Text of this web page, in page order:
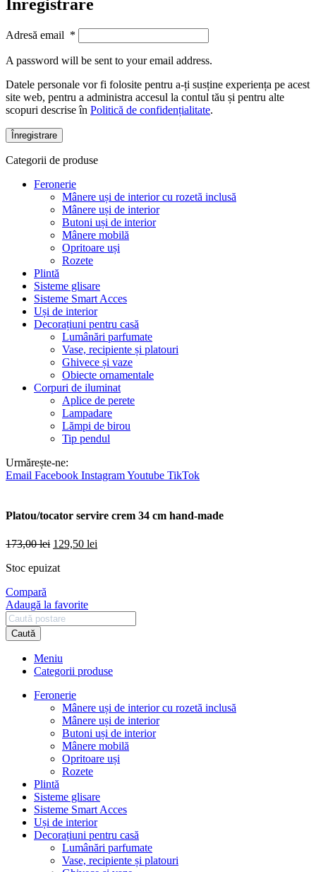
Înregistrare
Adresă email *
A password will be sent to your email address.
Datele personale vor fi folosite pentru a-ți susține experiența pe acest
site web, pentru a administra accesul la contul tău și pentru alte
scopuri descrise în Politică de confidențialitate.
Înregistrare
Categorii de produse
Feronerie
Mânere uși de interior cu rozetă inclusă
Mânere uși de interior
Butoni uși de interior
Mânere mobilă
Opritoare uși
Rozete
Plintă
Sisteme glisare
Sisteme Smart Acces
Uși de interior
Decorațiuni pentru casă
Lumânări parfumate
Vase, recipiente și platouri
Ghivece și vaze
Obiecte ornamentale
Corpuri de iluminat
Aplice de perete
Lampadare
Lămpi de birou
Tip pendul
Urmărește-ne:
Email Facebook InstagramYoutube TikTok
Platou/tocator servire crem 34 cm hand-made
173,00lei Prețul
a
129,50 lei
Stoc epuizat
Compară
Adaugă la favorite
Caută
Meniu
Categorii produse
Feronerie
Mânere uși de interior cu rozetă inclusă
Mânere uși de interior
Butoni uși de interior
Mânere mobilă
Opritoare uși
Rozete
Plintă
Sisteme glisare
Sisteme Smart Acces
Uși de interior
Decorațiuni pentru casă
Lumânări parfumate
Vase, recipiente și platouri